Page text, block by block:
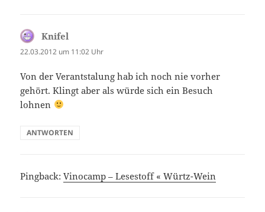
Knifel
22.03.2012 um 11:02 Uhr
Von der Verantstalung hab ich noch nie vorher
gehört. Klingt aber als würde sich ein Besuch
lohnen
ANTWORTEN
Pingback:Vinocamp – Lesestoff « Würtz-Wein